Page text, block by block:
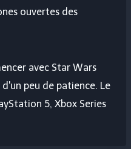
ouvertes des
avec Star Wars
peu de patience. Le
5, Xbox Series